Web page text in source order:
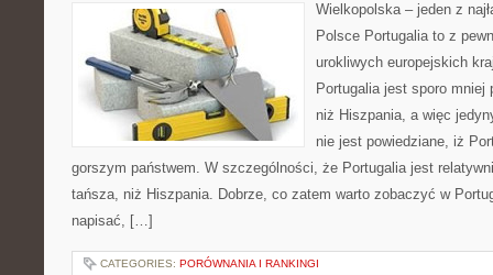
Wielkopolska – jeden z
Polsce Portugalia to z
urokliwych europejskich
Portugalia jest sporo mniej
niż Hiszpania, a więc
nie jest powiedziane, iż
gorszym państwem. W szczególności, że Portugalia jest
tańsza, niż Hiszpania. Dobrze, co zatem warto zobaczyć w
napisać, […]
CATEGORIES: PORÓWNANIA I RANKINGI